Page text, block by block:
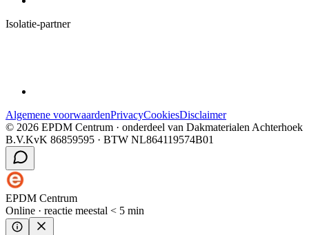
Isolatie-partner
Algemene voorwaardenPrivacyCookiesDisclaimer
© 2026 EPDM Centrum · onderdeel van Dakmaterialen Achterhoek
B.V.KvK 86859595 · BTW NL864119574B01
EPDM Centrum
Online · reactie meestal < 5 min